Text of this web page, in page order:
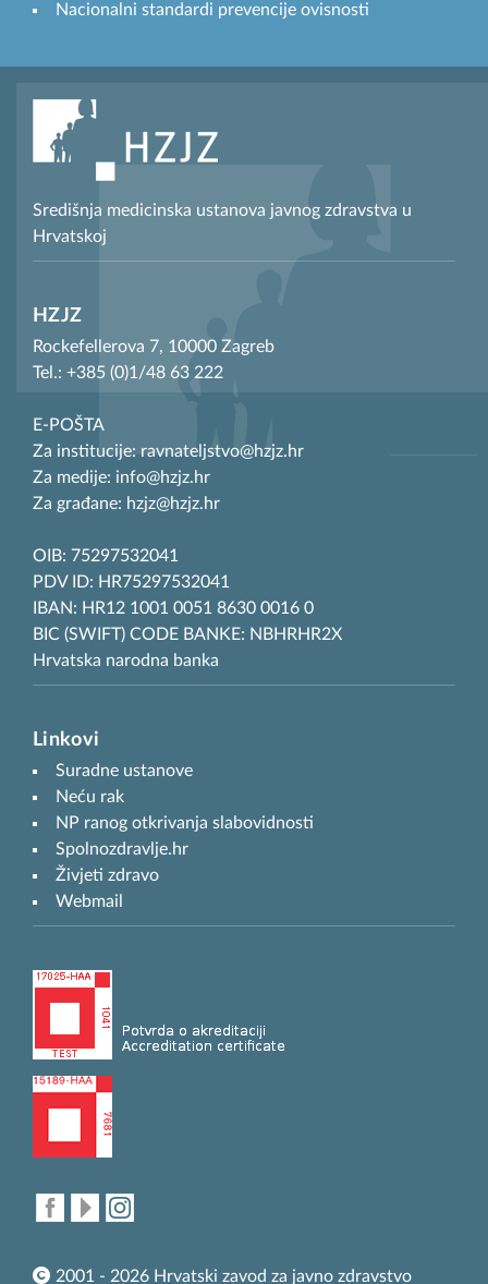
Nacionalni standardi prevencije ovisnosti
Središnja medicinska ustanova javnog zdravstva u
Hrvatskoj
HZJZ
Rockefellerova 7, 10000 Zagreb
Tel.: +385 (0)1/48 63 222
E-POŠTA
Za institucije: ravnateljstvo@hzjz.hr
Za medije: info@hzjz.hr
Za građane: hzjz@hzjz.hr
OIB: 75297532041
PDV ID: HR75297532041
IBAN: HR12 1001 0051 8630 0016 0
BIC (SWIFT) CODE BANKE: NBHRHR2X
Hrvatska narodna banka
Linkovi
Suradne ustanove
Neću rak
NP ranog otkrivanja slabovidnosti
Spolnozdravlje.hr
Živjeti zdravo
Webmail
2001 - 2026 Hrvatski zavod za javno zdravstvo